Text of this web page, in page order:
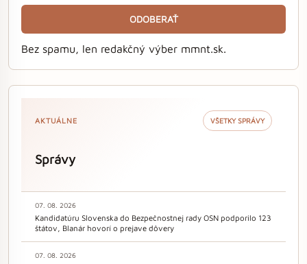
ODOBERAŤ
Bez spamu, len redakčný výber mmnt.sk.
AKTUÁLNE VŠETKY SPRÁVY
Správy
07. 08. 2026
Kandidatúru Slovenska do Bezpečnostnej rady OSN podporilo 123
štátov, Blanár hovorí o prejave dôvery
07. 08. 2026